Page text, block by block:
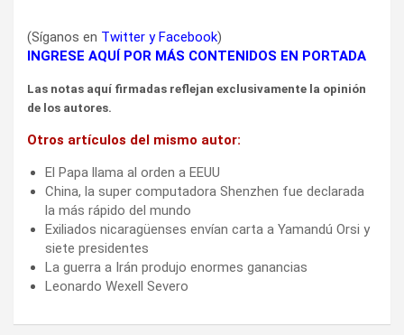
(Síganos en Twitter yFacebook)
INGRESE AQUÍ POR MÁS CONTENIDOS EN PORTADA
Las notas aquí firmadas reflejan exclusivamente la opinión
de los autores.
Otros artículos del mismo autor:
El Papa llama al orden a EEUU
China, la super computadora Shenzhen fue declarada
la más rápido del mundo
Exiliados nicaragüenses envían carta a Yamandú Orsi y
siete presidentes
La guerra a Irán produjo enormes ganancias
Leonardo Wexell Severo